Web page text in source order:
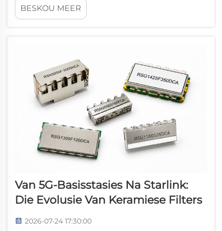
verander. Deur duisende satelliete in banes wat wissel van
BESKOU MEER
Van 5G-Basisstasies Na Starlink:
Die Evolusie Van Keramiese Filters
2026-07-24 17:30:00